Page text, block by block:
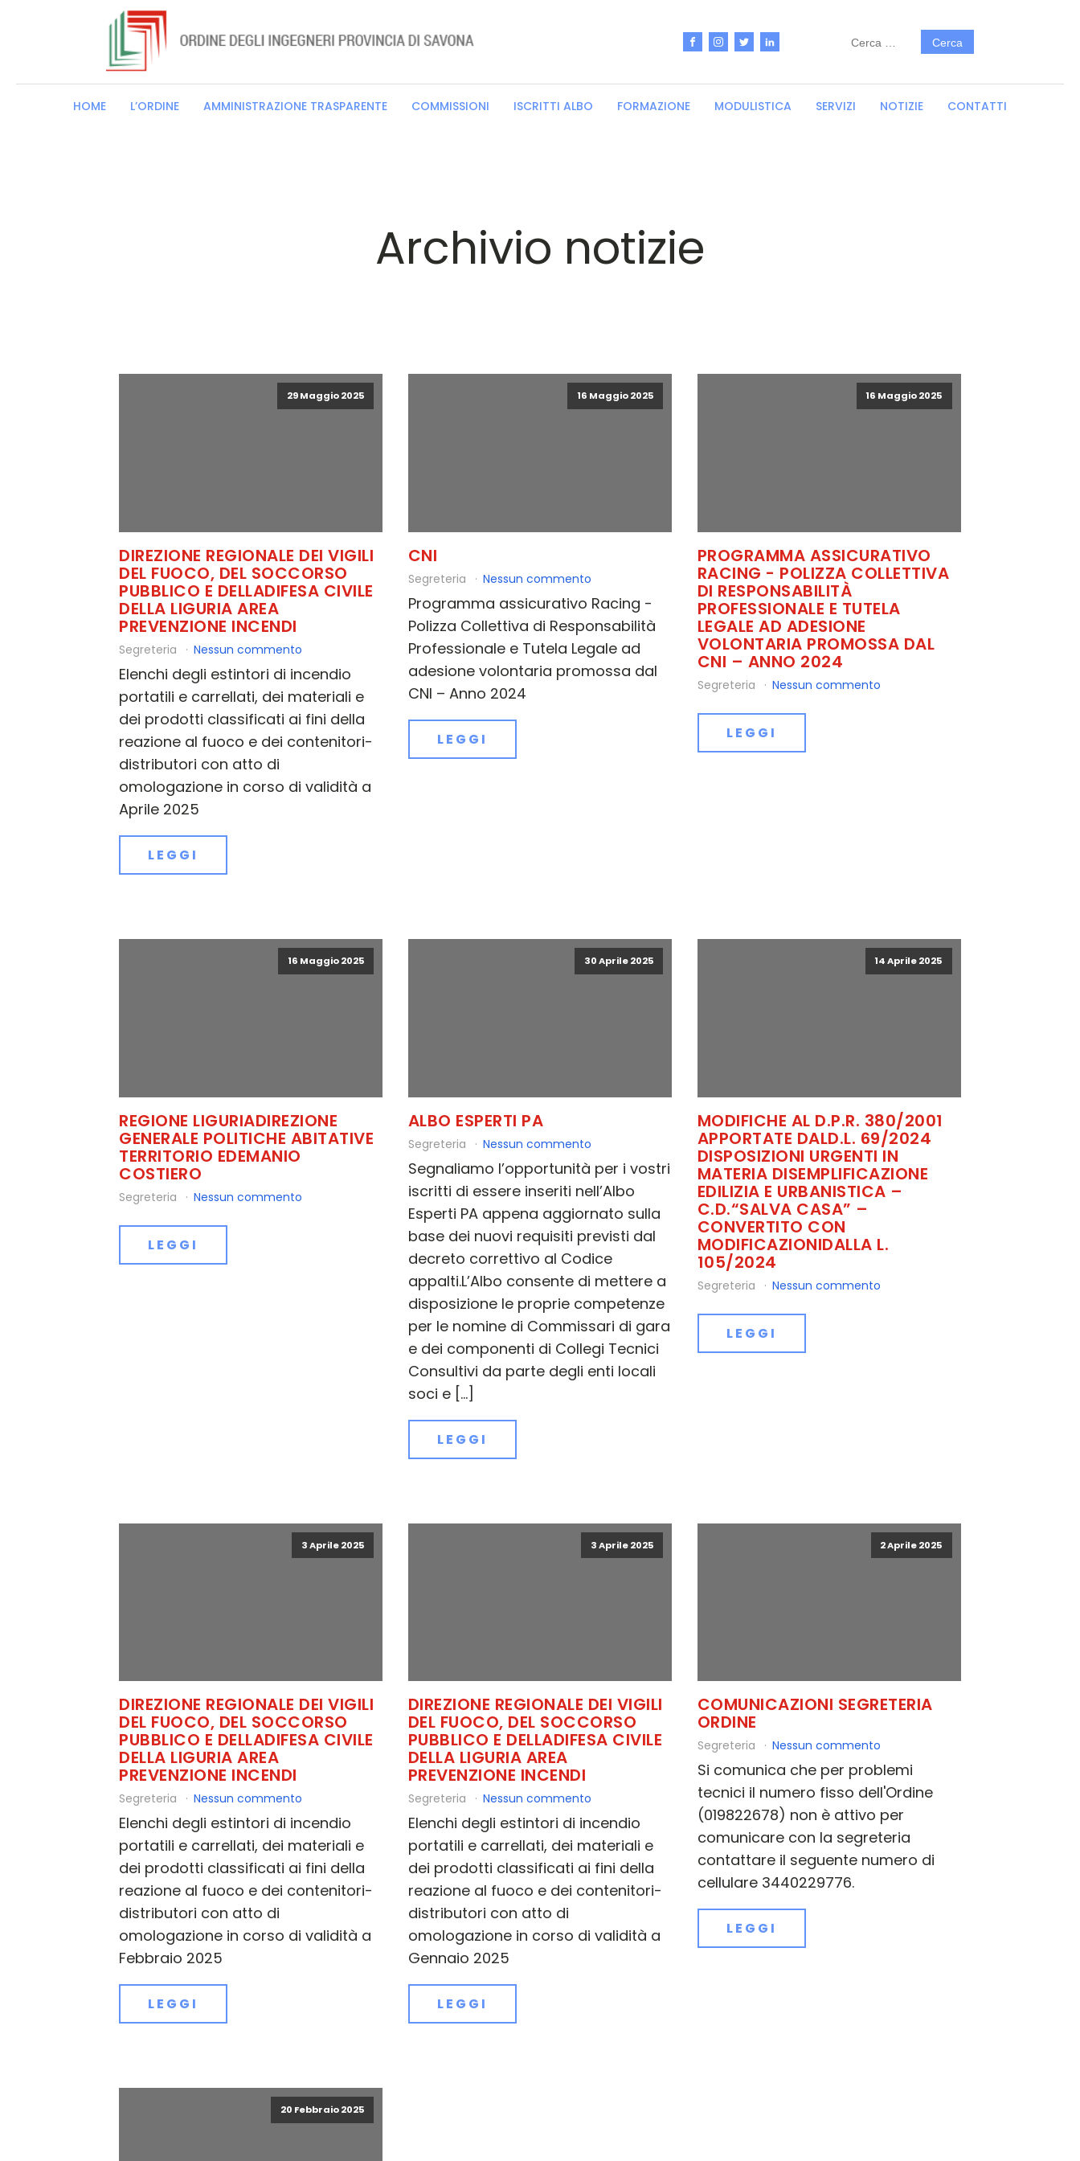
per:
HOME L’ORDINE AMMINISTRAZIONE TRASPARENTE COMMISSIONI ISCRITTI ALBO FORMAZIONE MODULISTICA SERVIZI NOTIZIE CONTATTI
Archivio notizie
29 Maggio 2025
DIREZIONE REGIONALE DEI VIGILI
DEL FUOCO, DEL SOCCORSO
PUBBLICO E DELLADIFESA CIVILE
DELLA LIGURIA AREA
PREVENZIONE INCENDI
Segreteria Nessun commento
Elenchi degli estintori di incendio
portatili e carrellati, dei materiali e
dei prodotti classificati ai fini della
reazione al fuoco e dei contenitori-
distributori con atto di
omologazione in corso di validità a
Aprile 2025
LEGGI
16 Maggio 2025
CNI
Segreteria Nessun commento
Programma assicurativo Racing -
Polizza Collettiva di Responsabilità
Professionale e Tutela Legale ad
adesione volontaria promossa dal
CNI – Anno 2024
LEGGI
16 Maggio 2025
PROGRAMMA ASSICURATIVO
RACING - POLIZZA COLLETTIVA
DI RESPONSABILITÀ
PROFESSIONALE E TUTELA
LEGALE AD ADESIONE
VOLONTARIA PROMOSSA DAL
CNI – ANNO 2024
Segreteria Nessun commento
LEGGI
16 Maggio 2025
REGIONE LIGURIADIREZIONE
GENERALE POLITICHE ABITATIVE
TERRITORIO EDEMANIO
COSTIERO
Segreteria Nessun commento
LEGGI
30 Aprile 2025
ALBO ESPERTI PA
Segreteria Nessun commento
Segnaliamo l’opportunità per i vostri
iscritti di essere inseriti nell’Albo
Esperti PA appena aggiornato sulla
base dei nuovi requisiti previsti dal
decreto correttivo al Codice
appalti.L’Albo consente di mettere a
disposizione le proprie competenze
per le nomine di Commissari di gara
e dei componenti di Collegi Tecnici
Consultivi da parte degli enti locali
soci e […]
LEGGI
14 Aprile 2025
MODIFICHE AL D.P.R. 380/2001
APPORTATE DALD.L. 69/2024
DISPOSIZIONI URGENTI IN
MATERIA DISEMPLIFICAZIONE
EDILIZIA E URBANISTICA –
C.D.“SALVA CASA” –
CONVERTITO CON
MODIFICAZIONIDALLA L.
105/2024
Segreteria Nessun commento
LEGGI
3 Aprile 2025
DIREZIONE REGIONALE DEI VIGILI
DEL FUOCO, DEL SOCCORSO
PUBBLICO E DELLADIFESA CIVILE
DELLA LIGURIA AREA
PREVENZIONE INCENDI
Segreteria Nessun commento
Elenchi degli estintori di incendio
portatili e carrellati, dei materiali e
dei prodotti classificati ai fini della
reazione al fuoco e dei contenitori-
distributori con atto di
omologazione in corso di validità a
Febbraio 2025
LEGGI
3 Aprile 2025
DIREZIONE REGIONALE DEI VIGILI
DEL FUOCO, DEL SOCCORSO
PUBBLICO E DELLADIFESA CIVILE
DELLA LIGURIA AREA
PREVENZIONE INCENDI
Segreteria Nessun commento
Elenchi degli estintori di incendio
portatili e carrellati, dei materiali e
dei prodotti classificati ai fini della
reazione al fuoco e dei contenitori-
distributori con atto di
omologazione in corso di validità a
Gennaio 2025
LEGGI
2 Aprile 2025
COMUNICAZIONI SEGRETERIA
ORDINE
Segreteria Nessun commento
Si comunica che per problemi
tecnici il numero fisso dell'Ordine
(019822678) non è attivo per
comunicare con la segreteria
contattare il seguente numero di
cellulare 3440229776.
LEGGI
20 Febbraio 2025